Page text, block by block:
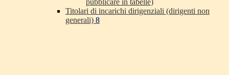
pubblicare in tabelle)
Titolari di incarichi dirigenziali (dirigenti non
generali) 8